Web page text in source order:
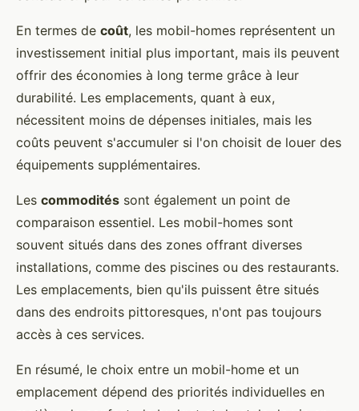
En termes de coût, les mobil-homes représentent un
investissement initial plus important, mais ils peuvent
offrir des économies à long terme grâce à leur
durabilité. Les emplacements, quant à eux,
nécessitent moins de dépenses initiales, mais les
coûts peuvent s'accumuler si l'on choisit de louer des
équipements supplémentaires.
Les commodités sont également un point de
comparaison essentiel. Les mobil-homes sont
souvent situés dans des zones offrant diverses
installations, comme des piscines ou des restaurants.
Les emplacements, bien qu'ils puissent être situés
dans des endroits pittoresques, n'ont pas toujours
accès à ces services.
En résumé, le choix entre un mobil-home et un
emplacement dépend des priorités individuelles en